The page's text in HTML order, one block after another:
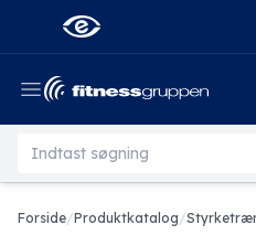
Forside/Produktkatalog/